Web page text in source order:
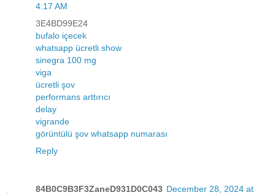
4:17 AM
3E4BD99E24
bufalo içecek
whatsapp ücretli show
sinegra 100 mg
viga
ücretli şov
performans arttırıcı
delay
vigrande
görüntülü şov whatsapp numarası
Reply
84B0C9B3F3ZaneD931D0C043 December 28, 2024 at